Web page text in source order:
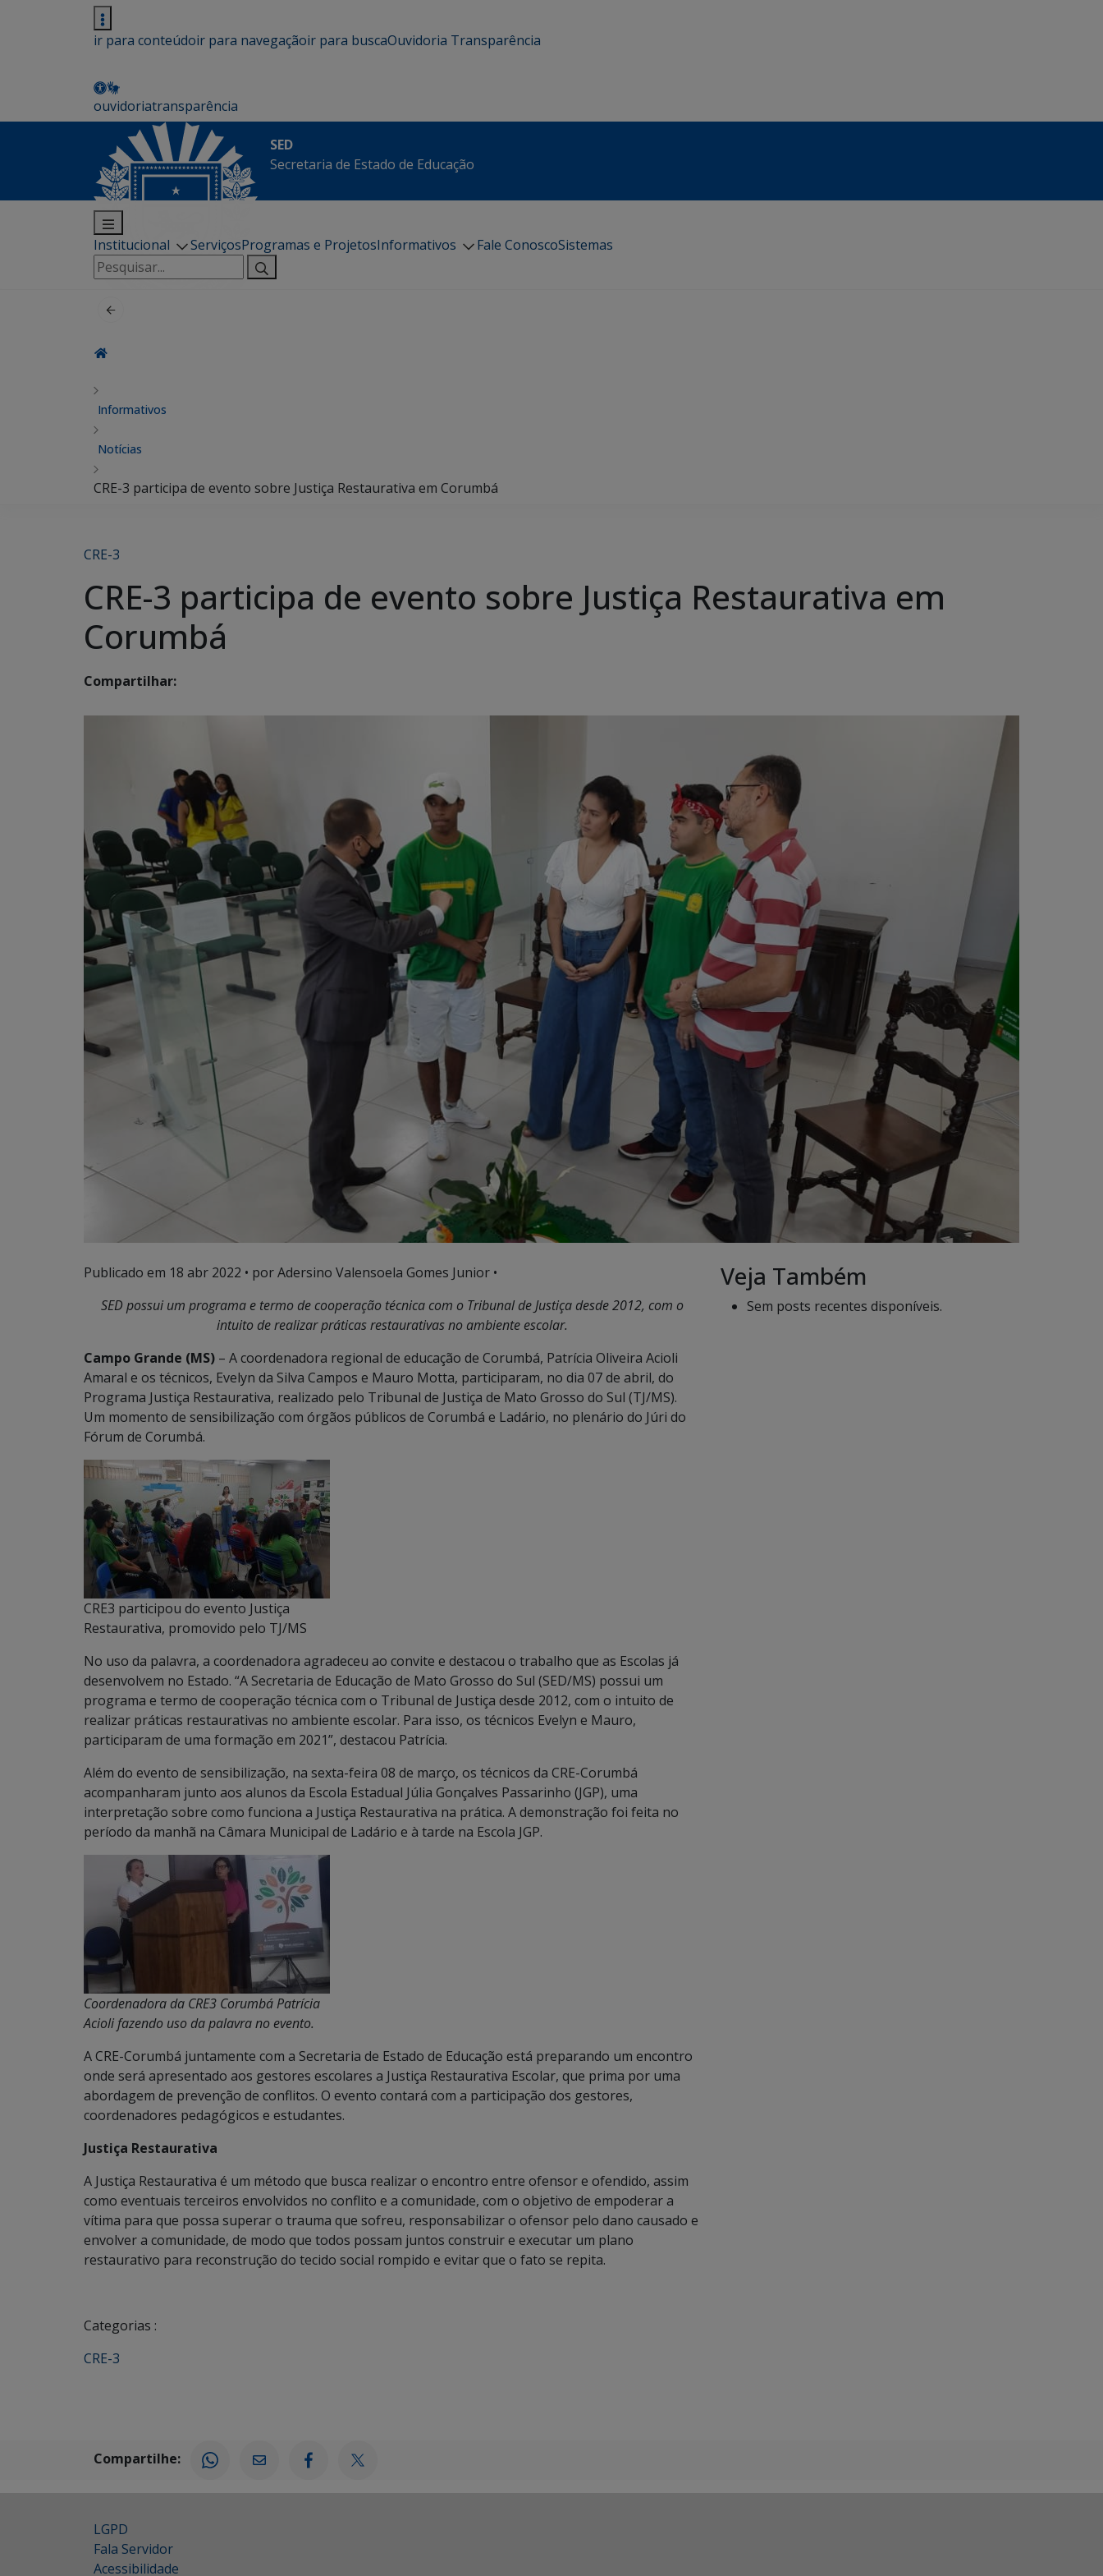
ir para conteúdoir para navegaçãoir para buscaOuvidoria Transparência
ouvidoriatransparência
SED
Secretaria de Estado de Educação
Institucional ServiçosProgramas e ProjetosInformativos Fale ConoscoSistemas
Pesquisar
por:
Informativos
Notícias
CRE-3 participa de evento sobre Justiça Restaurativa em Corumbá
CRE-3
CRE-3 participa de evento sobre Justiça Restaurativa em
Corumbá
Compartilhar:
Publicado em 18 abr 2022 • por Adersino Valensoela Gomes Junior •
SED possui um programa e termo de cooperação técnica com o Tribunal de Justiça desde 2012, com o
intuito de realizar práticas restaurativas no ambiente escolar.
Campo Grande (MS) – A coordenadora regional de educação de Corumbá, Patrícia Oliveira Acioli
Amaral e os técnicos, Evelyn da Silva Campos e Mauro Motta, participaram, no dia 07 de abril, do
Programa Justiça Restaurativa, realizado pelo Tribunal de Justiça de Mato Grosso do Sul (TJ/MS).
Um momento de sensibilização com órgãos públicos de Corumbá e Ladário, no plenário do Júri do
Fórum de Corumbá.
CRE3 participou do evento Justiça
Restaurativa, promovido pelo TJ/MS
No uso da palavra, a coordenadora agradeceu ao convite e destacou o trabalho que as Escolas já
desenvolvem no Estado. “A Secretaria de Educação de Mato Grosso do Sul (SED/MS) possui um
programa e termo de cooperação técnica com o Tribunal de Justiça desde 2012, com o intuito de
realizar práticas restaurativas no ambiente escolar. Para isso, os técnicos Evelyn e Mauro,
participaram de uma formação em 2021”, destacou Patrícia.
Além do evento de sensibilização, na sexta-feira 08 de março, os técnicos da CRE-Corumbá
acompanharam junto aos alunos da Escola Estadual Júlia Gonçalves Passarinho (JGP), uma
interpretação sobre como funciona a Justiça Restaurativa na prática. A demonstração foi feita no
período da manhã na Câmara Municipal de Ladário e à tarde na Escola JGP.
Coordenadora da CRE3 Corumbá Patrícia
Acioli fazendo uso da palavra no evento.
A CRE-Corumbá juntamente com a Secretaria de Estado de Educação está preparando um encontro
onde será apresentado aos gestores escolares a Justiça Restaurativa Escolar, que prima por uma
abordagem de prevenção de conflitos. O evento contará com a participação dos gestores,
coordenadores pedagógicos e estudantes.
Justiça Restaurativa
A Justiça Restaurativa é um método que busca realizar o encontro entre ofensor e ofendido, assim
como eventuais terceiros envolvidos no conflito e a comunidade, com o objetivo de empoderar a
vítima para que possa superar o trauma que sofreu, responsabilizar o ofensor pelo dano causado e
envolver a comunidade, de modo que todos possam juntos construir e executar um plano
restaurativo para reconstrução do tecido social rompido e evitar que o fato se repita.
Categorias :
CRE-3
Veja Também
Sem posts recentes disponíveis.
Compartilhe:
LGPD
Fala Servidor
Acessibilidade